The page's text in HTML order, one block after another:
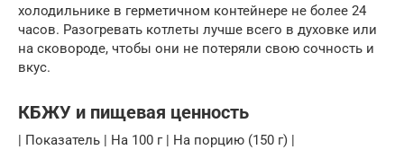
холодильнике в герметичном контейнере не более 24
часов. Разогревать котлеты лучше всего в духовке или
на сковороде, чтобы они не потеряли свою сочность и
вкус.
КБЖУ и пищевая ценность
| Показатель | На 100 г | На порцию (150 г) |